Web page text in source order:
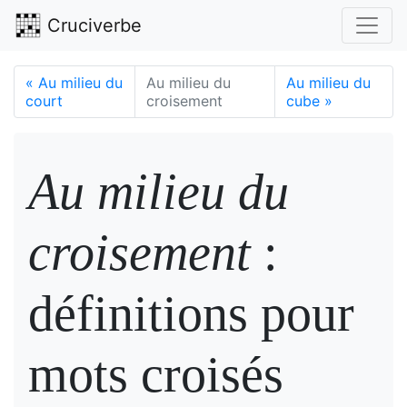
Cruciverbe
« Au milieu du
court
Au milieu du
croisement
Au milieu du
cube »
Au milieu du
croisement:
définitions pour
mots croisés